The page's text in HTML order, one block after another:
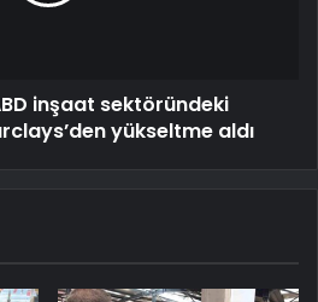
inşaat sektöründeki
yükseltme aldı